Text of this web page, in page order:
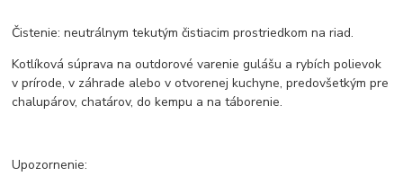
Čistenie: neutrálnym tekutým čistiacim prostriedkom na riad.
Kotlíková súprava na outdorové varenie gulášu a rybích polievok
v prírode, v záhrade alebo v otvorenej kuchyne, predovšetkým pre
chalupárov, chatárov, do kempu a na táborenie.
Upozornenie: